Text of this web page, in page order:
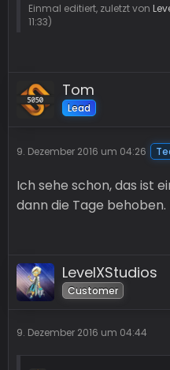
Einmal editiert, zuletzt von
11:33)
Tom
Lead
9. Dezember 2016 um 04:26
Ich sehe schon, das ist
dann die Tage
LevelXStudios
Customer
9. Dezember 2016 um 04:44